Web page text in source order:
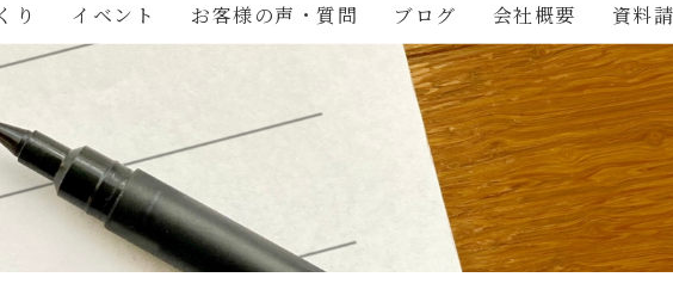
り イベント お客様の声・質問 ブログ 会社概要 資料